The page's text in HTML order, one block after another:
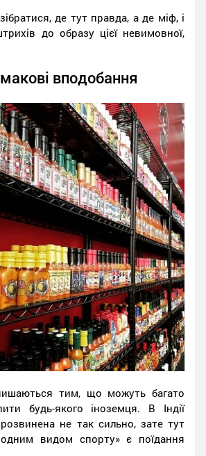
де тут правда, а де міф, і
до образу цієї невимовної,
вподобання
тим, що можуть багато
будь-якого іноземця. В Індії
не так сильно, зате тут
видом спорту» є поїдання